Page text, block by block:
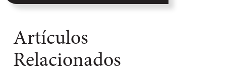
Artículos
Relacionados